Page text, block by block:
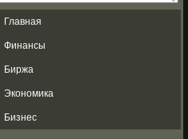
Главная
Финансы
Биржа
Экономика
Бизнес